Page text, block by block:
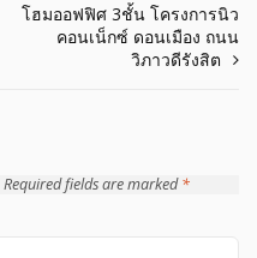
โฮมออฟฟิศ 3ชั้น โครงการนิว
คอนเน็กซ์ ดอนเมือง ถนน
วิภาวดีรังสิต
Required fields are marked*